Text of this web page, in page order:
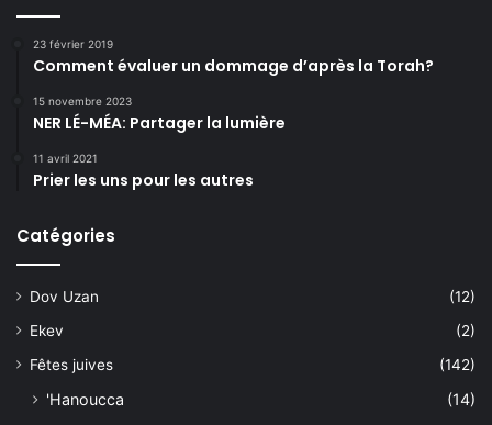
23 février 2019
Comment évaluer un dommage d’après la Torah?
15 novembre 2023
NER LÉ-MÉA: Partager la lumière
11 avril 2021
Prier les uns pour les autres
Catégories
Dov Uzan
(12)
Ekev
(2)
Fêtes juives
(142)
'Hanoucca
(14)